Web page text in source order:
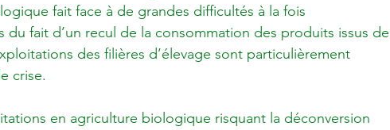
fait face à de grandes difficultés à la fois
fait d’un recul de la consommation des produits issus de
des filières d’élevage sont particulièrement
crise.
en agriculture biologique risquant la déconversion